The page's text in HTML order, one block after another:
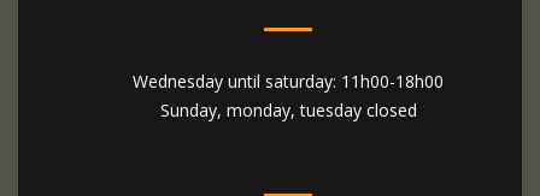
Wednesday until saturday: 11h00-18h00
Sunday, monday, tuesday closed